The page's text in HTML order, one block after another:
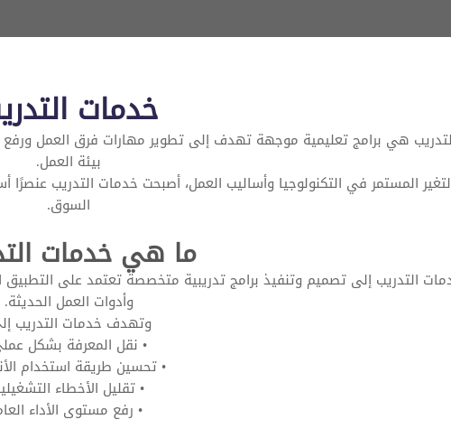
خدمات
هي برامج تعليمية موجهة تهدف إلى تطوير مهارات فرق العمل ورفع
بيئة العمل.
المستمر في التكنولوجيا وأساليب العمل، أصبحت خدمات التدريب
السوق.
ما هي خدمات
التدريب إلى تصميم وتنفيذ برامج تدريبية متخصصة تعتمد على التطبيق
وأدوات العمل الحديثة.
وتهدف خدمات التدريب
• نقل المعرفة بشكل
• تحسين طريقة استخدام
• تقليل الأخطاء
• رفع مستوى الأداء